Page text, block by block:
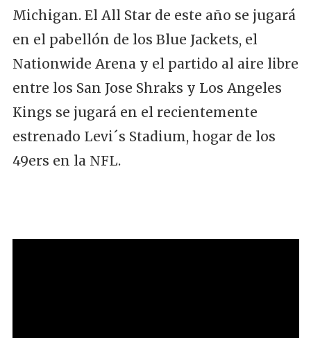
Michigan. El All Star de este año se jugará
en el pabellón de los Blue Jackets, el
Nationwide Arena y el partido al aire libre
entre los San Jose Shraks y Los Angeles
Kings se jugará en el recientemente
estrenado Levi´s Stadium, hogar de los
49ers en la NFL.